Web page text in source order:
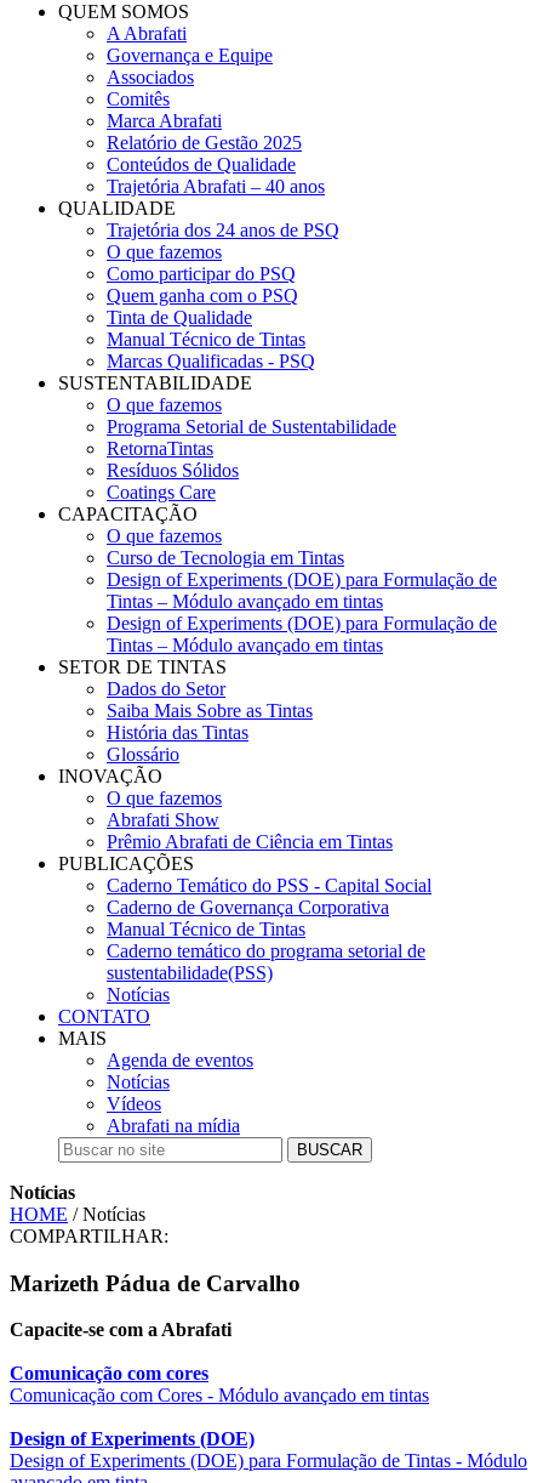
QUEM SOMOS
A Abrafati
Governança e Equipe
Associados
Comitês
Marca Abrafati
Relatório de Gestão 2025
Conteúdos de Qualidade
Trajetória Abrafati – 40 anos
QUALIDADE
Trajetória dos 24 anos de PSQ
O que fazemos
Como participar do PSQ
Quem ganha com o PSQ
Tinta de Qualidade
Manual Técnico de Tintas
Marcas Qualificadas - PSQ
SUSTENTABILIDADE
O que fazemos
Programa Setorial de Sustentabilidade
RetornaTintas
Resíduos Sólidos
Coatings Care
CAPACITAÇÃO
O que fazemos
Curso de Tecnologia em Tintas
Design of Experiments (DOE) para Formulação de
Tintas – Módulo avançado em tintas
Design of Experiments (DOE) para Formulação de
Tintas – Módulo avançado em tintas
SETOR DE TINTAS
Dados do Setor
Saiba Mais Sobre as Tintas
História das Tintas
Glossário
INOVAÇÃO
O que fazemos
Abrafati Show
Prêmio Abrafati de Ciência em Tintas
PUBLICAÇÕES
Caderno Temático do PSS - Capital Social
Caderno de Governança Corporativa
Manual Técnico de Tintas
Caderno temático do programa setorial de
sustentabilidade(PSS)
Notícias
CONTATO
MAIS
Agenda de eventos
Notícias
Vídeos
Abrafati na mídia
BUSCAR
Notícias
HOME / Notícias
COMPARTILHAR:
Marizeth Pádua de Carvalho
Capacite-se com a Abrafati
Comunicação com cores
Comunicação com Cores - Módulo avançado em tintas
Design of Experiments (DOE)
Design of Experiments (DOE) para Formulação de Tintas - Módulo